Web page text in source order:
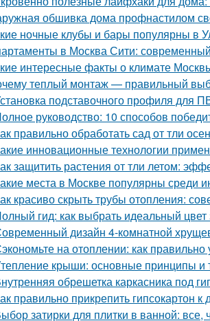
обшивка дома профнастилом
ночные клубы и бары популярны в
в Москва Сити:
интересные факты о климате
теплый монтаж — правильный
подставочного профиля для
руководство: 10 способов
правильно обработать сад от тли
инновационные технологии
защитить растения от тли летом:
места в Москве популярны среди
красиво скрыть трубы отопления:
гид: как выбрать идеальный
дизайн 4-комнатной
на отоплении: как
крыши: основные принципы и
обрешетка каркасника под
правильно прикрепить гипсокартон
затирки для плитки в ванной: все,